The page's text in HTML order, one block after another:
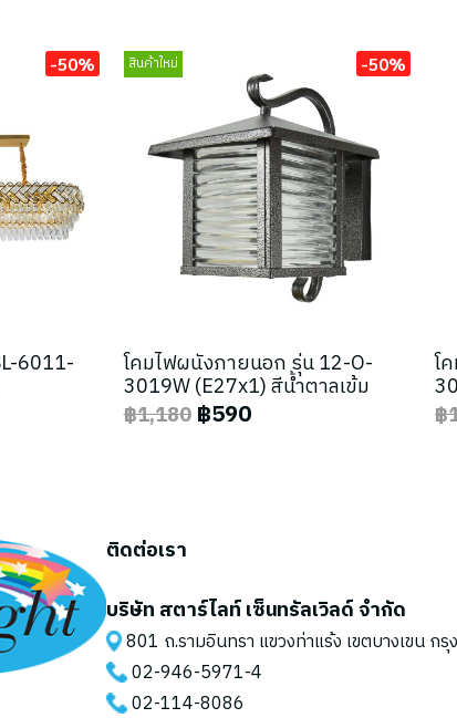
-50%
6011-
สินค้าใหม่ -50%
โคมไฟผนังภายนอก รุ่น 12-O-
3019W (E27x1) สีน้ำตาลเข้ม
฿1,180 ฿590
โ
฿
ติดต่อเรา
บริษัท สตาร์ไลท์ เซ็นทรัลเวิลด์ จำกัด
801 ถ.รามอินทรา แขวงท่าแร้ง เขตบางเขน ก
02-946-5971-4
02-114-8086